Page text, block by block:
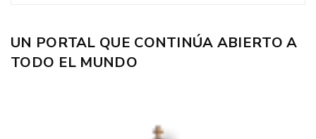
UN PORTAL QUE CONTINÚA ABIERTO A
TODO EL MUNDO